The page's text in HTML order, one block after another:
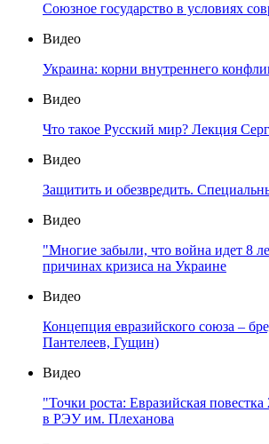
Союзное государство в условиях
Видео
Украина: корни внутреннего
Видео
Что такое Русский мир? Лекция
Видео
Защитить и обезвредить.
Видео
"Многие забыли, что война идет 8
причинах кризиса на Украине
Видео
Концепция евразийского союза –
Пантелеев, Гущин)
Видео
"Точки роста: Евразийская
в РЭУ им. Плеханова